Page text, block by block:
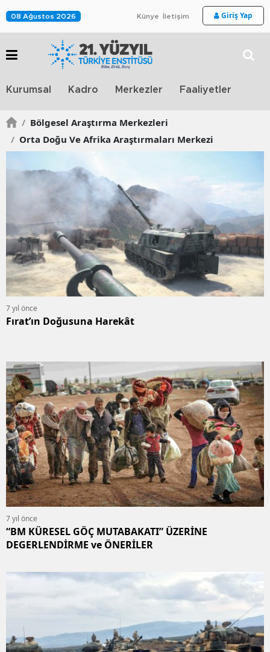
08 Ağustos 2026 Künye İletişim Giriş Yap
Kurumsal Kadro Merkezler Faaliyetler
/ Bölgesel Araştırma Merkezleri
/ Orta Doğu Ve Afrika Araştırmaları Merkezi
7 yıl önce
Fırat’ın Doğusuna Harekât
7 yıl önce
“BM KÜRESEL GÖÇ MUTABAKATI” ÜZERİNE
DEGERLENDİRME ve ÖNERİLER